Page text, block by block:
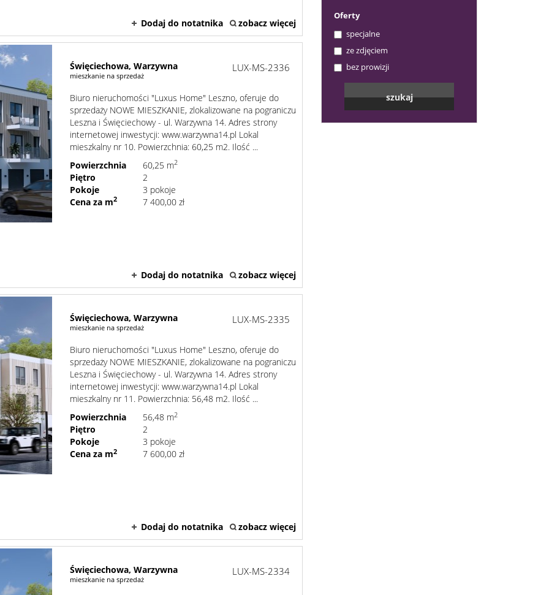
Dodaj do notatnika zobacz więcej
Święciechowa, Warzywna
mieszkanie na sprzedaż
LUX-MS-2336
Biuro nieruchomości "Luxus Home" Leszno, oferuje do
sprzedaży NOWE MIESZKANIE, zlokalizowane na pograniczu
Leszna i Święciechowy - ul. Warzywna 14. Adres strony
internetowej inwestycji: www.warzywna14.pl Lokal
mieszkalny nr 10. Powierzchnia: 60,25 m2. Ilość ...
Powierzchnia
60,25 m2
Piętro
2
Pokoje
3 pokoje
Cena za m2 7 400,00 zł
Dodaj do notatnika zobacz więcej
Święciechowa, Warzywna
mieszkanie na sprzedaż
LUX-MS-2335
Biuro nieruchomości "Luxus Home" Leszno, oferuje do
sprzedaży NOWE MIESZKANIE, zlokalizowane na pograniczu
Leszna i Święciechowy - ul. Warzywna 14. Adres strony
internetowej inwestycji: www.warzywna14.pl Lokal
mieszkalny nr 11. Powierzchnia: 56,48 m2. Ilość ...
Powierzchnia
56,48 m2
Piętro
2
Pokoje
3 pokoje
Cena za m2 7 600,00 zł
Dodaj do notatnika zobacz więcej
Święciechowa, Warzywna
mieszkanie na sprzedaż
LUX-MS-2334
Oferty
specjalne
ze zdjęciem
bez prowizji